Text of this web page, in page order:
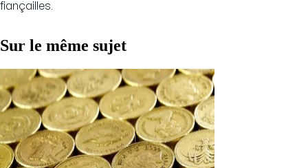
fiançailles.
Sur le même sujet